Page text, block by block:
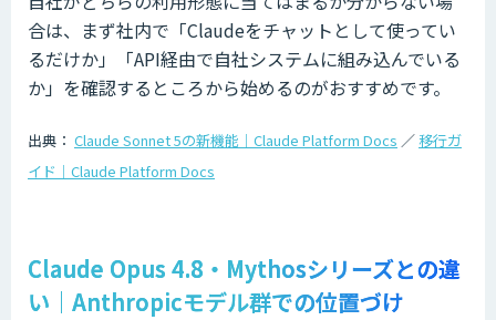
合は、まず社内で「Claudeをチャットとして使ってい
るだけか」「API経由で自社システムに組み込んでいる
か」を確認するところから始めるのがおすすめです。
出典： Claude Sonnet 5の新機能｜Claude Platform Docs ／移行ガ
イド｜Claude Platform Docs
Claude Opus 4.8・Mythosシリーズとの違
い｜Anthropicモデル群での位置づけ